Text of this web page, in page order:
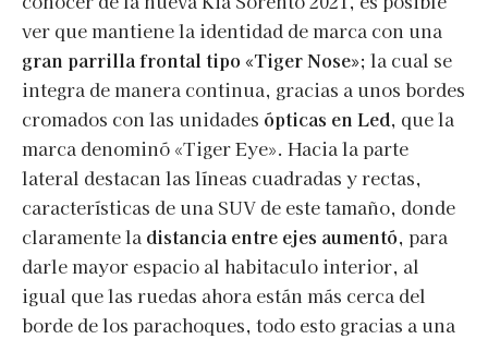
ver que mantiene la identidad de marca con una
gran parrilla frontal tipo «Tiger Nose»; la cual se
integra de manera continua, gracias a unos bordes
cromados con las unidades ópticas en Led, que la
marca denominó «Tiger Eye». Hacia la parte
lateral destacan las líneas cuadradas y rectas,
características de una SUV de este tamaño, donde
claramente la distancia entre ejes aumentó, para
darle mayor espacio al habitaculo interior, al
igual que las ruedas ahora están más cerca del
borde de los parachoques, todo esto gracias a una